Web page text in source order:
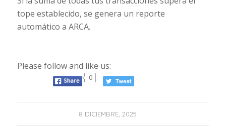
tope establecido, se genera un reporte
automático a ARCA.
Please follow and like us:
0
8 DICIEMBRE, 2025
/